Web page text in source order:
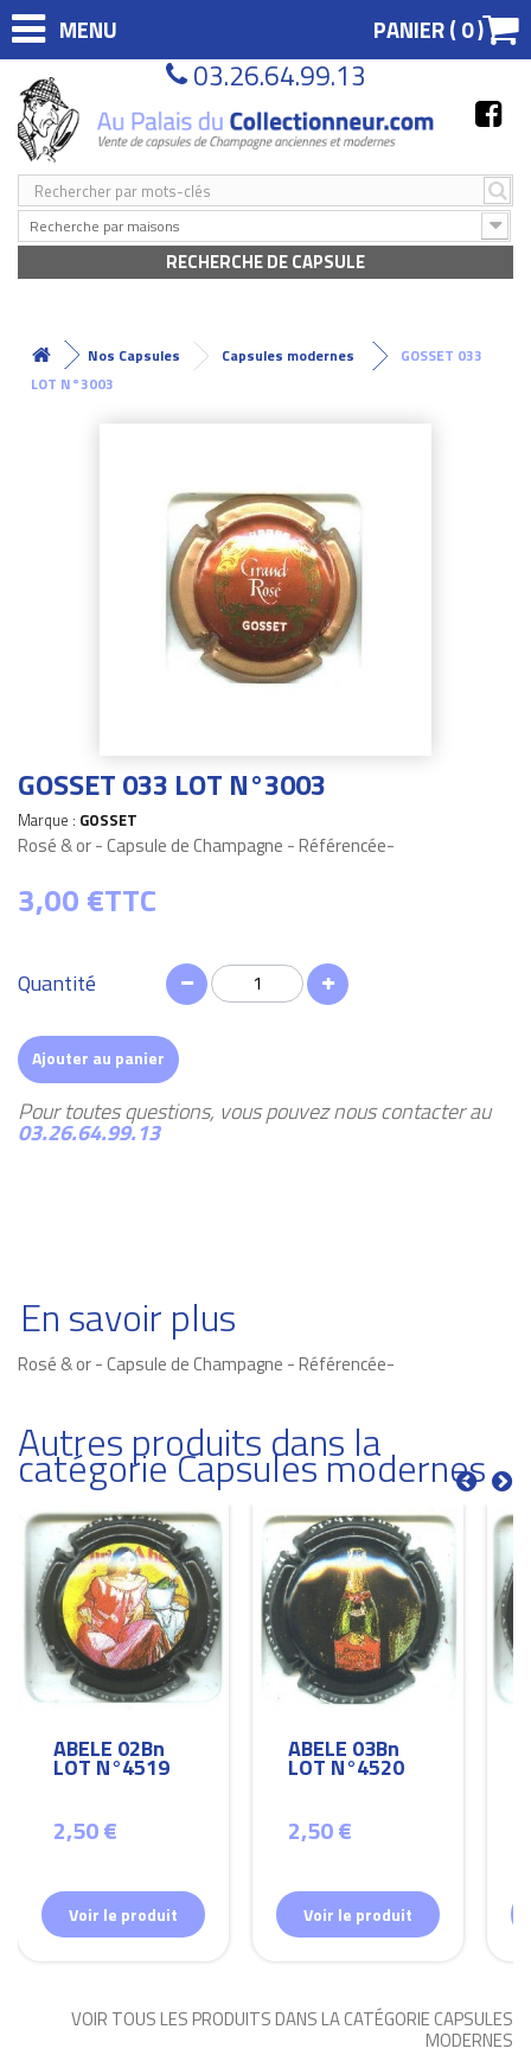
MENU PANIER (0)
03.26.64.99.13
Recherche par maisons
RECHERCHE DE CAPSULE
Nos Capsules Capsules modernes
GOSSET 033
LOT N°3003
GOSSET 033 LOT N°3003
Marque : GOSSET
Rosé & or - Capsule de Champagne - Référencée-
3,00 €TTC
Quantité
Ajouter au panier
Pour toutes questions, vous pouvez nous contacter au
03.26.64.99.13
En savoir plus
Rosé & or - Capsule de Champagne - Référencée-
Autres produits dans la
catégorie Capsules modernes
ABELE 02Bn
LOT N°4519
2,50 €
Voir le produit
ABELE 03Bn
LOT N°4520
2,50 €
Voir le produit
VOIR TOUS LES PRODUITS DANS LA CATÉGORIE CAPSULES
MODERNES